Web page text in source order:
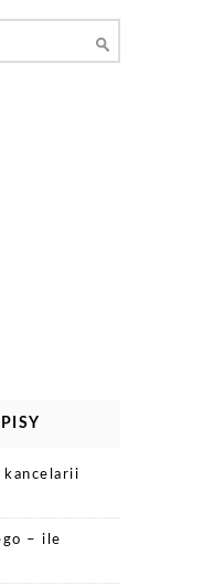
kancelarii
– ile